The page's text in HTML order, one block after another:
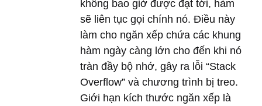
không bao giờ được đạt tới, hàm
sẽ liên tục gọi chính nó. Điều này
làm cho ngăn xếp chứa các khung
hàm ngày càng lớn cho đến khi nó
tràn đầy bộ nhớ, gây ra lỗi “Stack
Overflow” và chương trình bị treo.
Giới hạn kích thước ngăn xếp là